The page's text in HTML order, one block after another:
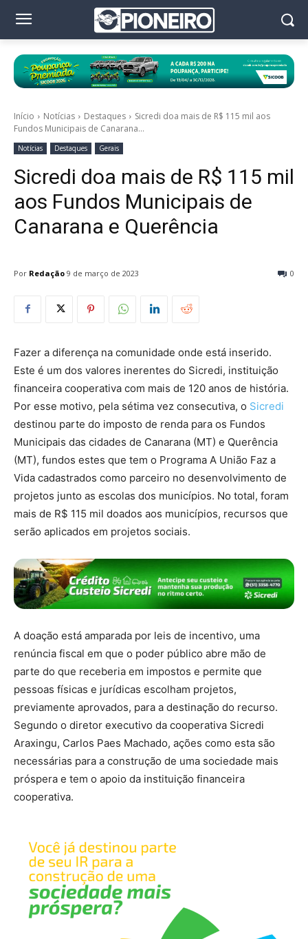
Início Notícias Destaques
Sicredi doa mais de R$ 115 mil aos
Fundos Municipais de Canarana...
Notícias Destaques Gerais
Sicredi doa mais de R$ 115 mil
aos Fundos Municipais de
Canarana e Querência
Por Redação 0
9 de março de 2023
Fazer a diferença na comunidade onde está inserido.
Este é um dos valores inerentes do Sicredi, instituição
financeira cooperativa com mais de 120 anos de história.
Por esse motivo, pela sétima vez consecutiva, o Sicredi
destinou parte do imposto de renda para os Fundos
Municipais das cidades de Canarana (MT) e Querência
(MT), fundos estes que tem o Programa A União Faz a
Vida cadastrados como parceiro no desenvolvimento de
projetos junto as escolas dos municípios. No total, foram
mais de R$ 115 mil doados aos municípios, recursos que
serão aplicados em projetos sociais.
A doação está amparada por leis de incentivo, uma
renúncia fiscal em que o poder público abre mão de
parte do que receberia em impostos e permite que
pessoas físicas e jurídicas escolham projetos,
previamente aprovados, para a destinação do recurso.
Segundo o diretor executivo da cooperativa Sicredi
Araxingu, Carlos Paes Machado, ações como esta são
necessárias para a construção de uma sociedade mais
próspera e tem o apoio da instituição financeira
cooperativa.